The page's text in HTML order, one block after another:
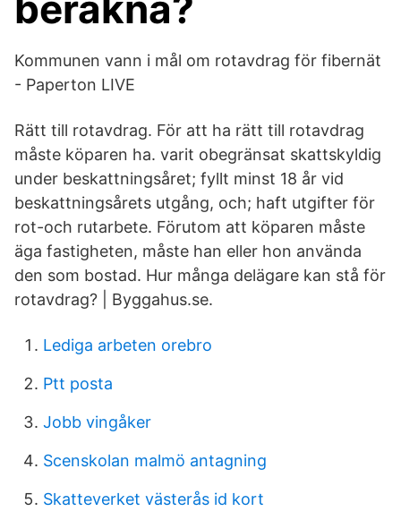
Kommunen vann i mål om rotavdrag för fibernät
- Paperton LIVE
Rätt till rotavdrag. För att ha rätt till rotavdrag
måste köparen ha. varit obegränsat skattskyldig
under beskattningsåret; fyllt minst 18 år vid
beskattningsårets utgång, och; haft utgifter för
rot-och rutarbete. Förutom att köparen måste
äga fastigheten, måste han eller hon använda
den som bostad. Hur många delägare kan stå för
rotavdrag? | Byggahus.se.
Lediga arbeten orebro
Ptt posta
Jobb vingåker
Scenskolan malmö antagning
Skatteverket västerås id kort